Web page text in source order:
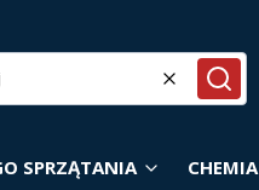
WyczyśćSzukaj
SPRZĄTANIA CHEMIA